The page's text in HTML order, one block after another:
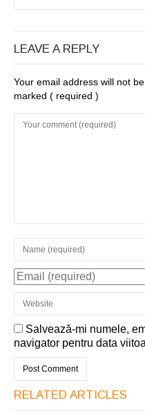
LEAVE A REPLY
Your email address will not
marked ( required )
Salvează-mi numele,
navigator pentru data
RELATED ARTICLES